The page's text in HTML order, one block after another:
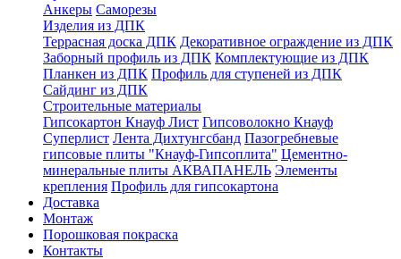
Анкеры Саморезы
Изделия из ДПК
Террасная доска ДПК Декоративное ограждение из ДПК
Заборный профиль из ДПК Комплектующие из ДПК
Планкен из ДПК Профиль для ступеней из ДПК
Сайдинг из ДПК
Строительные материалы
Гипсокартон Кнауф Лист Гипсоволокно Кнауф
Суперлист Лента Дихтунгсбанд Пазогребневые
гипсовые плиты "Кнауф-Гипсоплита" Цементно-
минеральные плиты АКВАПАНЕЛЬ Элементы
крепления Профиль для гипсокартона
Доставка
Монтаж
Порошковая покраска
Контакты